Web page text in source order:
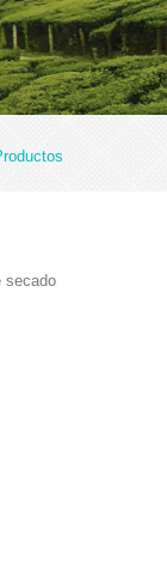
secado